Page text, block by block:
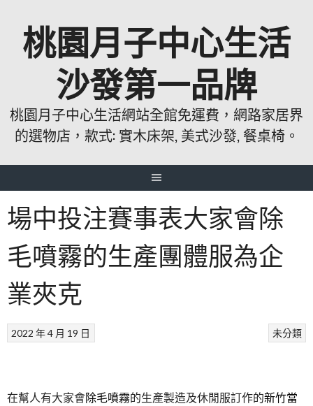
桃園月子中心生活
沙發第一品牌
桃園月子中心生活網站全館免運費，網路家居界
的選物店，款式: 實木床架, 美式沙發, 餐桌椅。
場中投注賽事表大家會除
毛噴霧的生產團體服為企
業夾克
未分類
2022 年 4 月 19 日
在幫人有大家會除毛噴霧的生產製造及休閒服訂作的新竹當